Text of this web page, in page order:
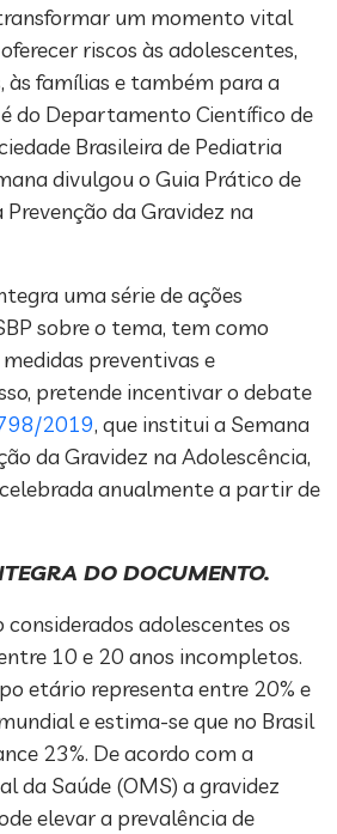
um momento vital
riscos às adolescentes,
às famílias e também para a
do Departamento Científico de
Brasileira de Pediatria
divulgou o Guia Prático de
da Gravidez na
uma série de ações
sobre o tema, tem como
preventivas e
pretende incentivar o debate
2019, que institui a Semana
da Gravidez na Adolescência,
anualmente a partir de
DO DOCUMENTO.
considerados adolescentes os
10 e 20 anos incompletos.
etário representa entre 20% e
e estima-se que no Brasil
23%. De acordo com a
da Saúde (OMS) a gravidez
elevar a prevalência de